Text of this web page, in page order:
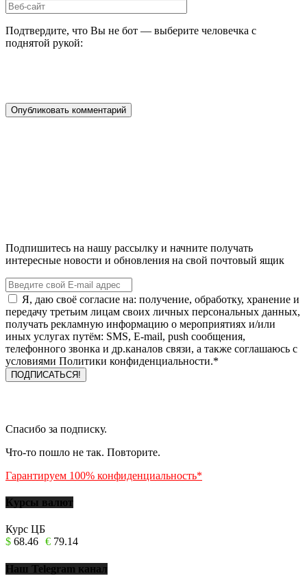
Подтвердите, что Вы не бот — выберите человечка с
поднятой рукой:
Подпишитесь на нашу рассылку и начните получать
интересные новости и обновления на свой почтовый ящик
Я, даю своё согласие на: получение, обработку, хранение и
передачу третьим лицам своих личных персональных данных,
получать рекламную информацию о мероприятиях и/или
иных услугах путём: SMS, E-mail, push сообщения,
телефонного звонка и др.каналов связи, а также соглашаюсь с
условиями Политики конфиденциальности.*
Спасибо за подписку.
Что-то пошло не так. Повторите.
Гарантируем 100% конфиденциальность*
Курсы валют
Курс ЦБ
$ 68.46 € 79.14
Наш Telegram канал